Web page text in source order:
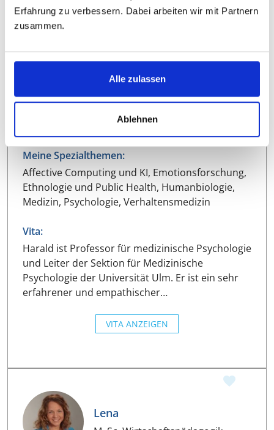
Erfahrung zu verbessern. Dabei arbeiten wir mit Partnern
zusammen.
Alle zulassen
Ablehnen
Hauptfächer:
Psychologie, Klinische Psychologie, Medizin,
Gesundheitswiss., Humanmedizin, Klin.
Meine Spezialthemen:
Affective Computing und KI, Emotionsforschung,
Ethnologie und Public Health, Humanbiologie,
Medizin, Psychologie, Verhaltensmedizin
Vita:
Harald ist Professor für medizinische Psychologie
und Leiter der Sektion für Medizinische
Psychologie der Universität Ulm. Er ist ein sehr
erfahrener und empathischer…
VITA ANZEIGEN
Lena